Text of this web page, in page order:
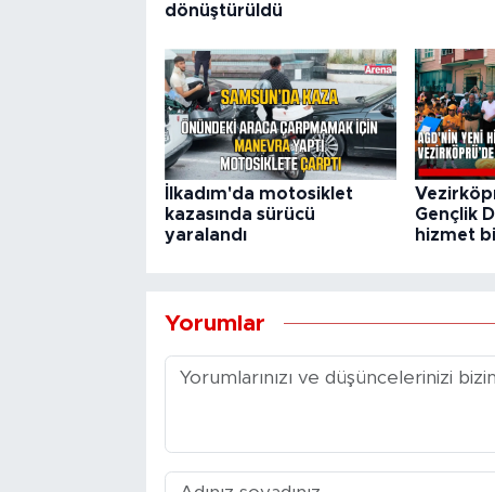
dönüştürüldü
İlkadım'da motosiklet
kazasında sürücü
yaralandı
Gençlik
hizmet
Yorumlar